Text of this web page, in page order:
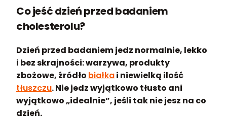
Co jeść dzień przed badaniem
cholesterolu?
Dzień przed badaniem jedz normalnie, lekko
i bez skrajności: warzywa, produkty
zbożowe, źródło białkai niewielką ilość
tłuszczu. Nie jedz wyjątkowo tłusto ani
wyjątkowo „idealnie”, jeśli tak nie jesz na co
dzień.